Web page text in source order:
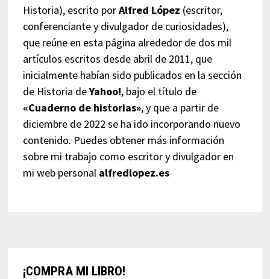
Historia), escrito porAlfred López (escritor,
conferenciante y divulgador de curiosidades),
que reúne en esta página alrededor de dos mil
artículos escritos desde abril de 2011, que
inicialmente habían sido publicados en la sección
de Historia deYahoo!, bajo el título de
«Cuaderno de historias», y que a partir de
diciembre de 2022 se ha ido incorporando nuevo
contenido. Puedes obtener más información
sobre mi trabajo como escritor y divulgador en
mi web personal alfredlopez.es
¡COMPRA MI LIBRO!